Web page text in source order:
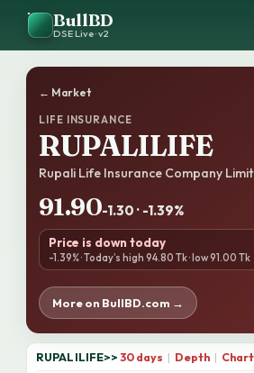
BullBD
DSE Live · v2
← Market
LIFE INSURANCE
RUPALILIFE
Rupali Life Insurance Company
91.90-1.30 · -1.39%
Price is down today
-1.39% · Today’s high 94.80 Tk · low 91.00 Tk
More on BullBD.com →
RUPALILIFE>> 30 days | Depth | Chart